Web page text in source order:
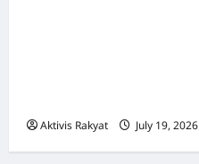
Aktivis Rakyat July 19, 2026